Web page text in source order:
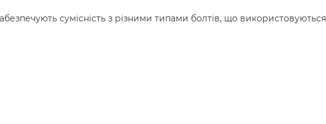
сумісність з різними типами болтів, що